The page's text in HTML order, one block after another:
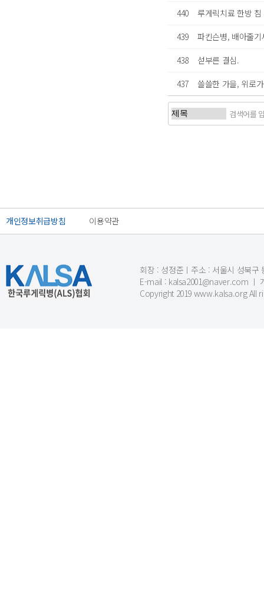
440
루게릭치료 한방
439
파킨슨병, 배아줄
438
섣부른 결심.
437
쓸쓸한 가을, 위로
개인정보취급방침 이용약관
회장 : 성정준ㅣ주소 : 서울시 성북구
E-mail : kalsa2001@naver.com ㅣ
Copyright 2019 www.kalsa.org All